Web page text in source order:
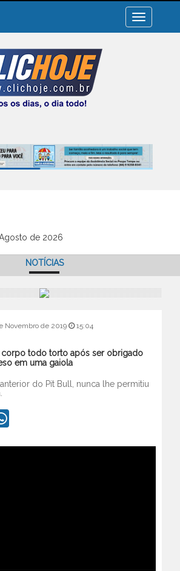
Toggle
navigation
de 2026
NOTÍCIAS
Novembro de 2019 15:04
todo torto após ser obrigado
em uma gaiola
anterior do Pit Bull, nunca lhe permitiu